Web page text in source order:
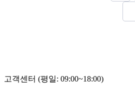
고객센터 (평일: 09:00~18:00)